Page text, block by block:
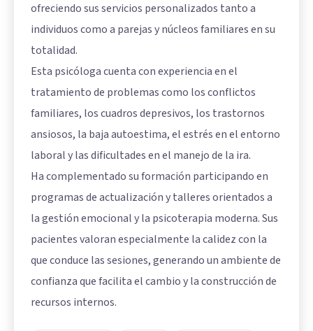
ofreciendo sus servicios personalizados tanto a
individuos como a parejas y núcleos familiares en su
totalidad.
Esta psicóloga cuenta con experiencia en el
tratamiento de problemas como los conflictos
familiares, los cuadros depresivos, los trastornos
ansiosos, la baja autoestima, el estrés en el entorno
laboral y las dificultades en el manejo de la ira.
Ha complementado su formación participando en
programas de actualización y talleres orientados a
la gestión emocional y la psicoterapia moderna. Sus
pacientes valoran especialmente la calidez con la
que conduce las sesiones, generando un ambiente de
confianza que facilita el cambio y la construcción de
recursos internos.